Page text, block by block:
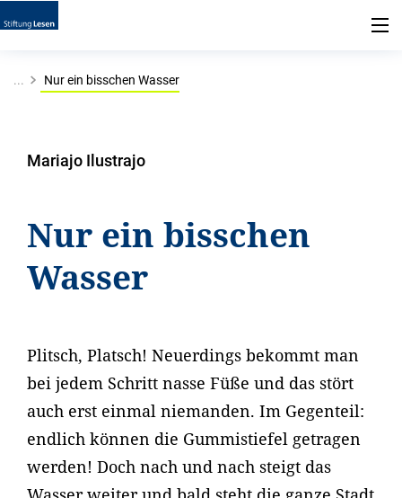
... Nur ein bisschen Wasser
Mariajo Ilustrajo
Nur ein bisschen
Wasser
Plitsch, Platsch! Neuerdings bekommt man
bei jedem Schritt nasse Füße und das stört
auch erst einmal niemanden. Im Gegenteil:
endlich können die Gummistiefel getragen
werden! Doch nach und nach steigt das